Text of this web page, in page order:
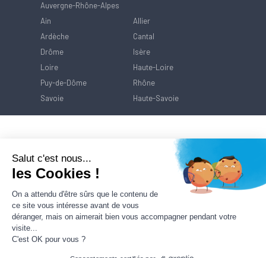
Auvergne-Rhône-Alpes
Ain
Allier
Ardèche
Cantal
Drôme
Isère
Loire
Haute-Loire
Puy-de-Dôme
Rhône
Savoie
Haute-Savoie
Salut c'est nous...
les Cookies !
On a attendu d'être sûrs que le contenu de
ce site vous intéresse avant de vous
déranger, mais on aimerait bien vous accompagner pendant votre
visite...
C'est OK pour vous ?